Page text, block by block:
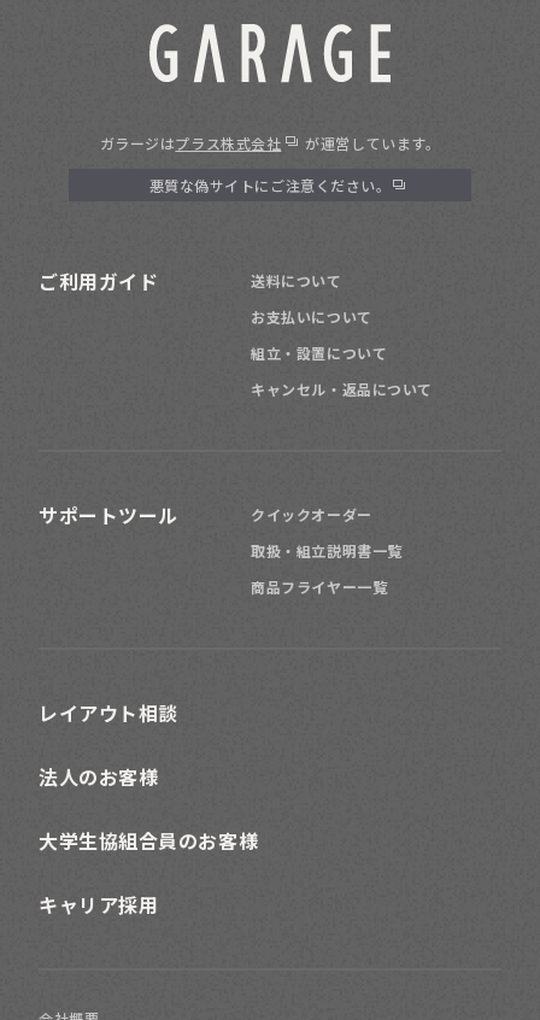
ガラージはプラス株式会社 が運営しています。
悪質な偽サイトにご注意ください。
ご利用ガイド
送料について
お支払いについて
組立・設置について
キャンセル・返品について
サポートツール
クイックオーダー
取扱・組立説明書一覧
商品フライヤー一覧
レイアウト相談
法人のお客様
大学生協組合員のお客様
キャリア採用